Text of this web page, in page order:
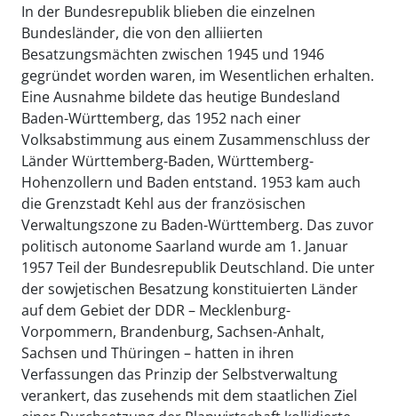
In der Bundesrepublik blieben die einzelnen
Bundesländer, die von den alliierten
Besatzungsmächten zwischen 1945 und 1946
gegründet worden waren, im Wesentlichen erhalten.
Eine Ausnahme bildete das heutige Bundesland
Baden-Württemberg, das 1952 nach einer
Volksabstimmung aus einem Zusammenschluss der
Länder Württemberg-Baden, Württemberg-
Hohenzollern und Baden entstand. 1953 kam auch
die Grenzstadt Kehl aus der französischen
Verwaltungszone zu Baden-Württemberg. Das zuvor
politisch autonome Saarland wurde am 1. Januar
1957 Teil der Bundesrepublik Deutschland. Die unter
der sowjetischen Besatzung konstituierten Länder
auf dem Gebiet der DDR – Mecklenburg-
Vorpommern, Brandenburg, Sachsen-Anhalt,
Sachsen und Thüringen – hatten in ihren
Verfassungen das Prinzip der Selbstverwaltung
verankert, das zusehends mit dem staatlichen Ziel